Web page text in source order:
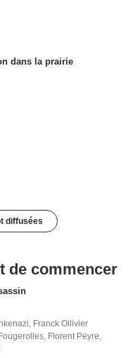
dans la prairie
diffusées
de commencer
Franck Ollivier
Florent Peyre